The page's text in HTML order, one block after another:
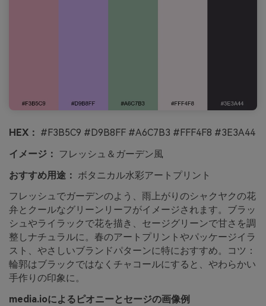
HEX： #F3B5C9 #D9B8FF #A6C7B3 #FFF4F8 #3E3A44
イメージ：
フレッシュ＆ガーデン風
おすすめ用途： ボタニカル水彩アートプリント
フレッシュでガーデンのよう、雨上がりのシャクヤクの花
弁とクールなグリーンリーフがイメージされます。ブラッ
シュやライラックで花を描き、セージグリーンで甘さを調
整しナチュラルに。春のアートプリントやパッケージイラ
スト、やさしいブランドパターンに特におすすめ。コツ：
輪郭はブラックではなくチャコールにすると、やわらかい
手作りの印象に。
media.ioによるピオニーとセージの画像例